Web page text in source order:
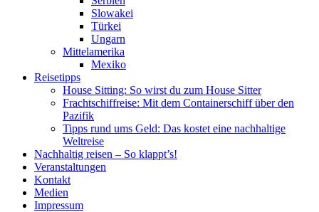
Slowakei
Türkei
Ungarn
Mittelamerika
Mexiko
Reisetipps
House Sitting: So wirst du zum House Sitter
Frachtschiffreise: Mit dem Containerschiff über den
Pazifik
Tipps rund ums Geld: Das kostet eine nachhaltige
Weltreise
Nachhaltig reisen – So klappt’s!
Veranstaltungen
Kontakt
Medien
Impressum